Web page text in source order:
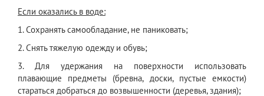
Если оказались в воде:
1. Сохранять самообладание, не паниковать;
2. Снять тяжелую одежду и обувь;
3. Для удержания на поверхности использовать
плавающие предметы (бревна, доски, пустые емкости)
стараться добраться до возвышенности (деревья, здания);